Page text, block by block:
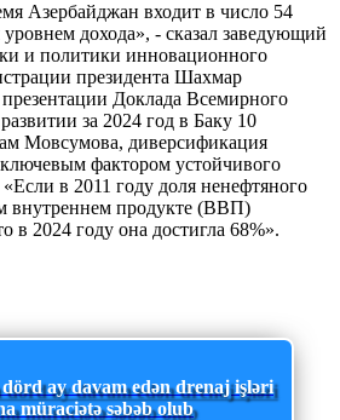
Азербайджан входит в число 54
дохода», - сказал заведующий
и политики инновационного
президента Шахмар
Доклада Всемирного
за 2024 год в Баку 10
Мовсумова, диверсификация
фактором устойчивого
в 2011 году доля ненефтяного
внутреннем продукте (ВВП)
в 2024 году она достигла 68%».
ay davam edən drenaj işləri
müraciətə səbəb olub